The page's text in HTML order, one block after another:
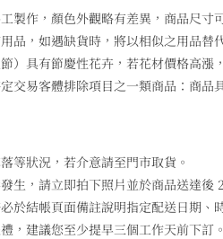
製作，顏色外觀略有差異，商品尺寸
品，如遇缺貨時，將以相似之用品替
）具有節慶性花卉，若花材價格高
交易客體排除項目之一類商品：商
等狀況，若介意請至門市取貨。
生，請立即拍下照片並於商品送達
於結帳頁面備註說明指定配送日期、
，建議您至少提早三個工作天前下訂。